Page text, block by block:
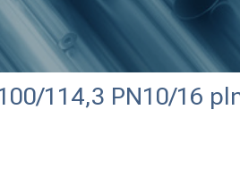
114,3 PN10/16